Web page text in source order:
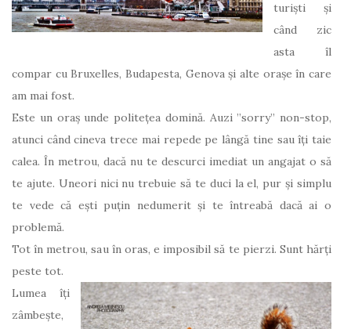
turiști și
când zic
asta îl
compar cu Bruxelles, Budapesta, Genova și alte orașe în care
am mai fost.
Este un oraș unde politețea domină. Auzi ”sorry” non-stop,
atunci când cineva trece mai repede pe lângă tine sau îți taie
calea. În metrou, dacă nu te descurci imediat un angajat o să
te ajute. Uneori nici nu trebuie să te duci la el, pur și simplu
te vede că ești puțin nedumerit și te întreabă dacă ai o
problemă.
Tot în metrou, sau în oras, e imposibil să te pierzi. Sunt hărți
peste tot.
Lumea îți
zâmbește,